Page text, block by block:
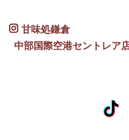
甘味処鎌倉
中部国際空港セントレア